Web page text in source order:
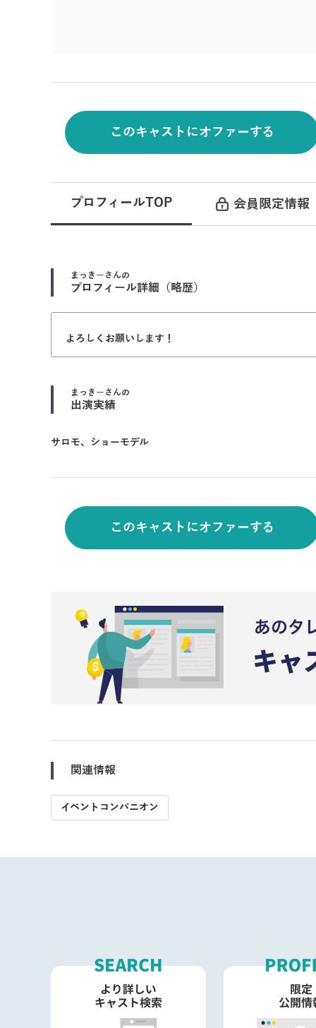
このキャストにオファーする
プロフィールTOP 会員限定情報
まっきー さんの
プロフィール詳細（略歴）
よろしくお願いします！
まっきー さんの
出演実績
サロモ、ショーモデル
このキャストにオファーする
関連情報
イベントコンパニオン